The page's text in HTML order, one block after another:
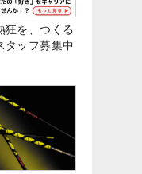
狂を、つくる
タッフ募集中